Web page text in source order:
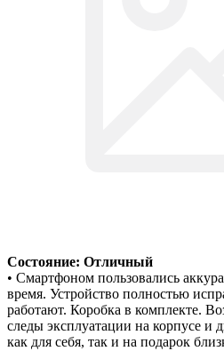
Состояние: Отличный
• Смартфоном пользовались
время. Устройство полностью
работают. Коробка в комплекте.
следы эксплуатации на корпусе и
как для себя, так и на подарок